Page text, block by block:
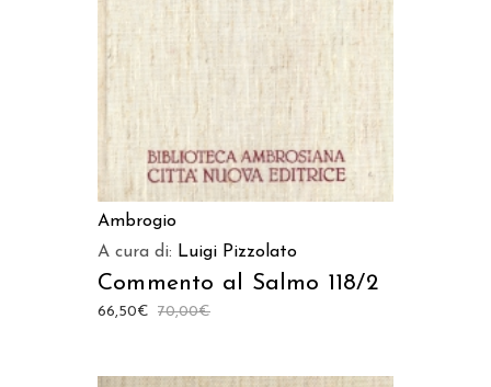
Ambrogio
A cura di: Luigi Pizzolato
Commento al Salmo 118/2
70,00€
66,50€